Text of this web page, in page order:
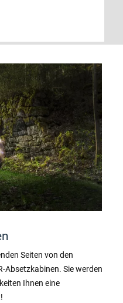
Seiten von den
Absetzkabinen. Sie werden
Ihnen eine